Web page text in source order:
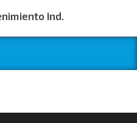
Ind.